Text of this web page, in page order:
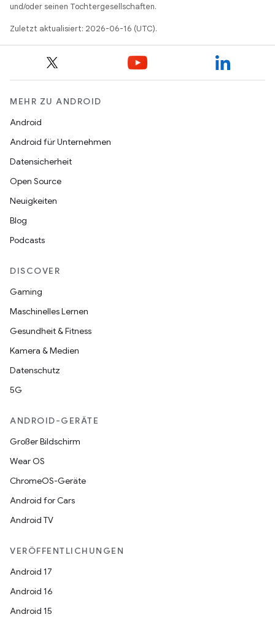
und/oder seinen Tochtergesellschaften.
Zuletzt aktualisiert: 2026-06-16 (UTC).
MEHR ZU ANDROID
Android
Android für Unternehmen
Datensicherheit
Open Source
Neuigkeiten
Blog
Podcasts
DISCOVER
Gaming
Maschinelles Lernen
Gesundheit & Fitness
Kamera & Medien
Datenschutz
5G
ANDROID-GERÄTE
Großer Bildschirm
Wear OS
ChromeOS-Geräte
Android for Cars
Android TV
VERÖFFENTLICHUNGEN
Android 17
Android 16
Android 15